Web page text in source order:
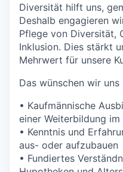
Diversität hilft uns,
Deshalb engagieren
Pflege von Diversität,
Inklusion. Dies stärkt
Mehrwert für unsere
Das wünschen wir uns
• Kaufmännische
einer Weiterbildung
• Kenntnis und
aus- oder aufzubauen
• Fundiertes